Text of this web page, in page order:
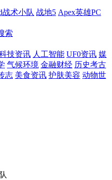
战术小队 战地5 Apex英雄PC
索
技资讯 人工智能 UF0资讯 媒
气候环境 金融财经 历史考古
志 美食资讯 护肤美容 动物世